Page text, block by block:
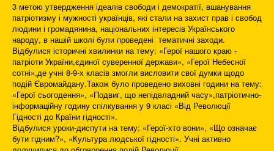
3 метою утвердження ідеалів свободи і демократії, вшанування
патріотизму і мужності українців, які стали на захист прав і свобод
людини і громадянина, національних інтересів Українського
народу, в нашій школі були проведені тематичні заходи.
Відбулися історичні хвилинки на тему: «Герої нашого краю -
патріоти України,єдиної суверенної держави», «Герої Небесної
сотні»,де учні 8-9-х класів змогли висловити свої думки щодо
подій Євромайдану.Також було проведено виховні години на тему:
«Герої сьогодення», «Подвиг, що непідвладний часу»,патріотично-
інформаційну годину спілкування у 9 класі «Від Революції
Гідності до Країни гідності».
Відбулися уроки-диспути на тему: «Герої-хто вони», «Що означає
бути гідним?», «Культура людської гідності». Учні активно